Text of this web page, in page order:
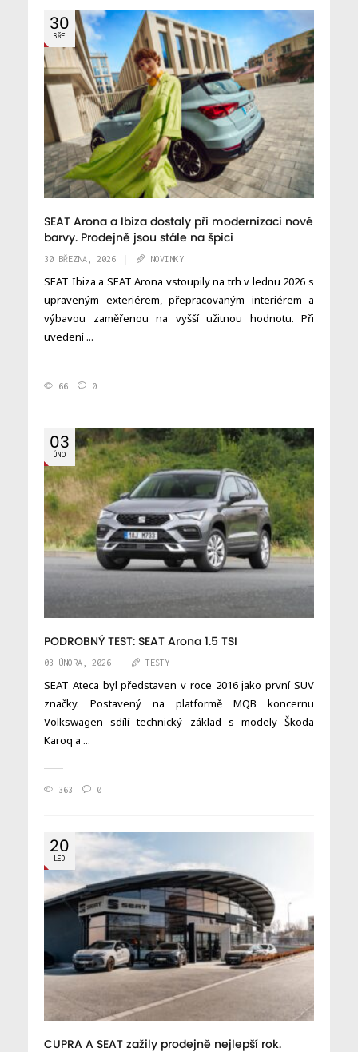
30
BŘE
SEAT Arona a Ibiza dostaly při modernizaci nové
barvy. Prodejně jsou stále na špici
30 BŘEZNA, 2026 NOVINKY
SEAT Ibiza a SEAT Arona vstoupily na trh v lednu 2026 s
upraveným exteriérem, přepracovaným interiérem a
výbavou zaměřenou na vyšší užitnou hodnotu. Při
uvedení ...
66 0
03
ÚNO
PODROBNÝ TEST: SEAT Arona 1.5 TSI
03 ÚNORA, 2026 TESTY
SEAT Ateca byl představen v roce 2016 jako první SUV
značky. Postavený na platformě MQB koncernu
Volkswagen sdílí technický základ s modely Škoda
Karoq a ...
363 0
20
LED
CUPRA A SEAT zažily prodejně nejlepší rok.